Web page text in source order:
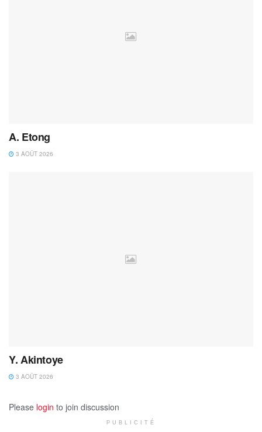
A. Etong
3 AOÛT 2026
Y. Akintoye
3 AOÛT 2026
Please login to join discussion
PUBLICITÉ